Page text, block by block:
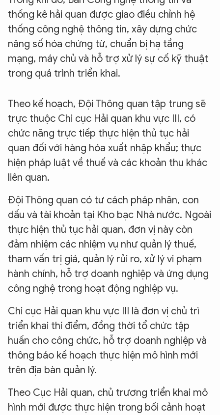
thống kê hải quan được giao điều chỉnh hệ
thống công nghệ thông tin, xây dựng chức
năng số hóa chứng từ, chuẩn bị hạ tầng
mạng, máy chủ và hỗ trợ xử lý sự cố kỹ thuật
trong quá trình triển khai.
Theo kế hoạch, Đội Thông quan tập trung sẽ
trực thuộc Chi cục Hải quan khu vực III, có
chức năng trực tiếp thực hiện thủ tục hải
quan đối với hàng hóa xuất nhập khẩu; thực
hiện pháp luật về thuế và các khoản thu khác
liên quan.
Đội Thông quan có tư cách pháp nhân, con
dấu và tài khoản tại Kho bạc Nhà nước. Ngoài
thực hiện thủ tục hải quan, đơn vị này còn
đảm nhiệm các nhiệm vụ như quản lý thuế,
tham vấn trị giá, quản lý rủi ro, xử lý vi phạm
hành chính, hỗ trợ doanh nghiệp và ứng dụng
công nghệ trong hoạt động nghiệp vụ.
Chi cục Hải quan khu vực III là đơn vị chủ trì
triển khai thí điểm, đồng thời tổ chức tập
huấn cho công chức, hỗ trợ doanh nghiệp và
thông báo kế hoạch thực hiện mô hình mới
trên địa bàn quản lý.
Theo Cục Hải quan, chủ trương triển khai mô
hình mới được thực hiện trong bối cảnh hoạt